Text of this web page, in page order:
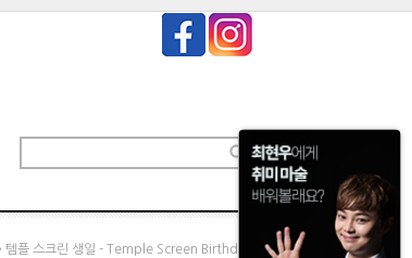
템플 스크린 생일 - Temple Screen Birthday